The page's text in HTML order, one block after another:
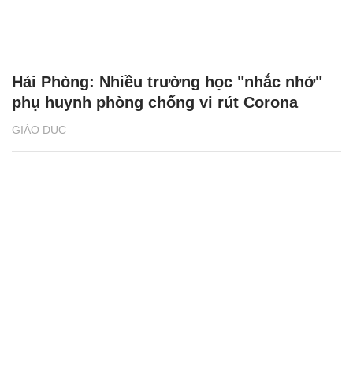
GIÁO DỤC
Hải Phòng: Nhiều trường học "nhắc nhở"
phụ huynh phòng chống vi rút Corona